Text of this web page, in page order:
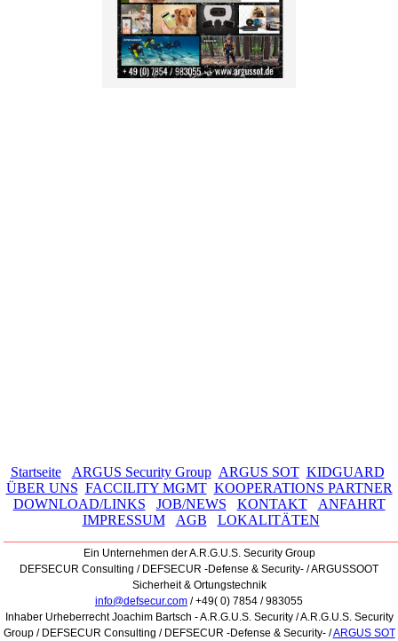
Startseite ARGUS Security Group ARGUS SOT KIDGUARD
ÜBER UNS FACCILITY MGMT KOOPERATIONS PARTNER
DOWNLOAD/LINKS
JOB/NEWS KONTAKT
ANFAHRT
IMPRESSUM
AGB LOKALITÄTEN
Ein Unternehmen der A.R.G.U.S. Security Group
DEFSECUR Consulting / DEFSECUR -Defense & Security- / ARGUSSOOT
Sicherheit & Ortungstechnik
info@defsecur.com / +49( 0) 7854 / 983055
Inhaber Urheberrecht Joachim Bartsch - A.R.G.U.S. Security / A.R.G.U.S. Security
Group / DEFSECUR Consulting / DEFSECUR -Defense & Security- /ARGUS SOT